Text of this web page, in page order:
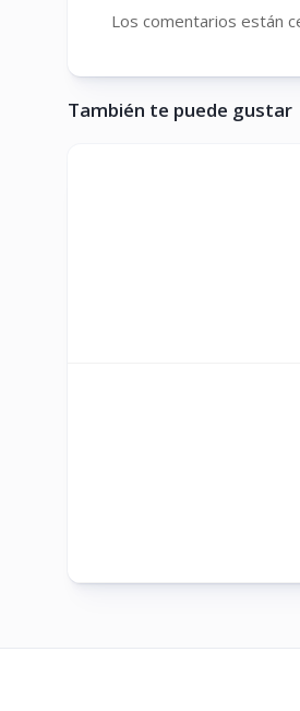
Los comentarios están
También te puede gustar